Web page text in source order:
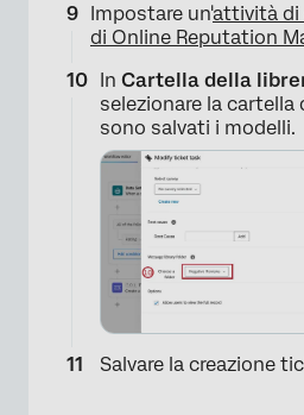
Impostare un'attività di
di Online Reputation
In Cartella della
selezionare la cartella
sono salvati i modelli.
Salvare la creazione